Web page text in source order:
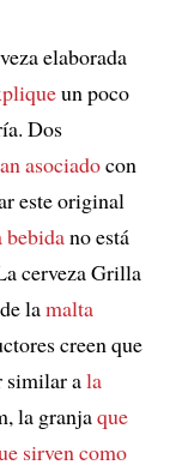
elaborada
un poco
Dos
asociadocon
este original
bebidano está
cerveza Grilla
lamalta
creen que
similar ala
la granjaque
sirven como